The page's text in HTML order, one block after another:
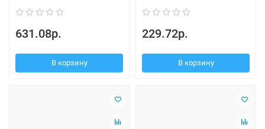
631.08р.
В корзину
229.72р.
В корзину